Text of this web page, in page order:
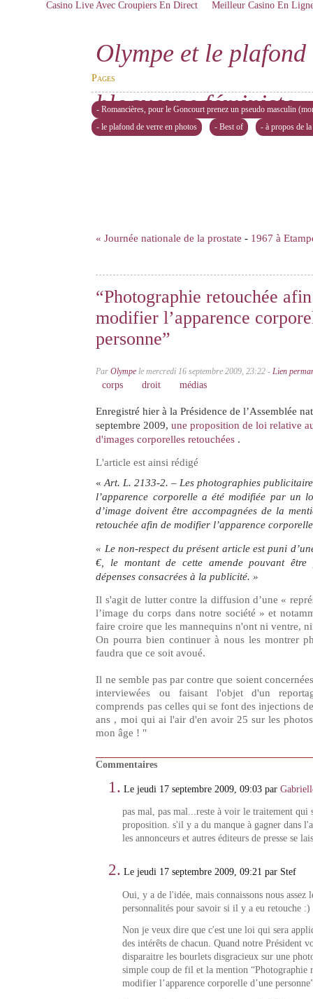
Casino Live Avec Croupiers En Direct Meilleur Casino En
Olympe et le
blogueuse féministe
« Journée nationale de la prostate - 1967 à
“Photographie retouchée
modifier l’apparence
personne”
ParOlympe le mercredi 16 septembre 2009, 23:22 -Lien
corps droit médias
Enregistré hier à la Présidence de l’Assemblée
septembre 2009,une proposition de loi relative
d'images corporelles retouchées .
L'article est ainsi rédigé
« Art. L. 2133-2. – Les photographies
l’apparence corporelle a été modifiée par un
d’image doivent être accompagnées de la
retouchée afin de modifier l’apparence
« Le non-respect du présent article est puni
€, le montant de cette amende pouvant
dépenses consacrées à la publicité. »
Il s'agit de lutter contre la diffusion d’une «
l’image du corps dans notre société » et
faire croire que les mannequins n'ont ni ventre,
On pourra bien continuer à nous les montrer
faudra que ce soit avoué.
Il ne semble pas par contre que soient
interviewées ou faisant l'objet d'un
comprends pas celles qui se font des injections
ans , moi qui ai l'air d'en avoir 25 sur les
mon âge ! "
Commentaires
1. Le jeudi 17 septembre 2009, 09:03 par
pas mal, pas mal...reste à voir le traitement qui
proposition. s'il y a du manque à gagner dans
les annonceurs et autres éditeurs de presse se
2. Le jeudi 17 septembre 2009, 09:21 par Stef
Oui, y a de l'idée, mais connaissons nous assez
personnalités pour savoir si il y a eu retouche :)
Non je veux dire que c'est une loi qui sera
des intérêts de chacun. Quand notre Président
disparaitre les bourlets disgracieux sur une
simple coup de fil et la mention “Photographie
modifier l’apparence corporelle d’une
Pages
- Romancières, pour le Goncourt prenez un pseudo masculin
- le plafond de verre en photos
- Best of - à propos de